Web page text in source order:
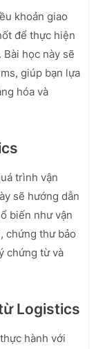
khoản giao
để thực hiện
học này sẽ
giúp bạn lựa
hóa và
trình vận
sẽ hướng dẫn
biến như vận
chứng thư bảo
chứng từ và
Logistics
hành với